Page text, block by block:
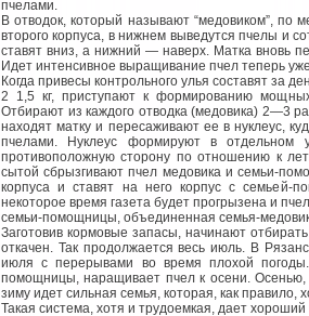
пчелами.
В отводок, который называют “медовиком”, по
второго корпуса, в нижнем выведутся пчелы и
ставят вниз, а нижний — наверх. Матка вновь
Идет интенсивное выращивание пчел теперь
Когда привесы контрольного улья составят за
2 1,5 кг, приступают к формированию
Отбирают из каждого отводка (медовика) 2—3
находят матку и пересаживают ее в нуклеус,
пчелами. Нуклеус формируют в
противоположную сторону по отношению к
сытой сбрызгивают пчел медовика и семьи-
корпуса и ставят на него корпус с семьей-
некоторое время газета будет прогрызена и
семьи-помощницы, объединенная семья-
Заготовив кормовые запасы, начинают
откачен. Так продолжается весь июль. В
июля с перерывами во время плохой
помощницы, наращивает пчел к осени. Осенью,
зиму идет сильная семья, которая, как правило,
Такая система, хотя и трудоемкая, дает хороший